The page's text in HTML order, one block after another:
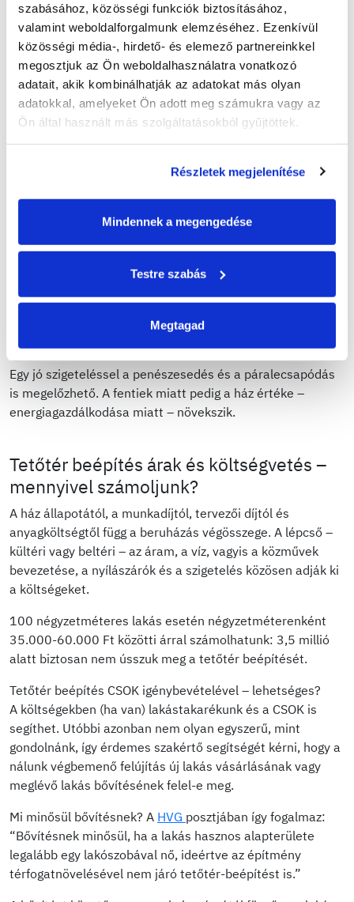
szabásához, közösségi funkciók biztosításához,
valamint weboldalforgalmunk elemzéséhez. Ezenkívül
közösségi média-, hirdető- és elemező partnereinkkel
megosztjuk az Ön weboldalhasználatra vonatkozó
adatait, akik kombinálhatják az adatokat más olyan
adatokkal, amelyeket Ön adott meg számukra vagy az
Ön által használt más szolgáltatásokból gyűjtöttek.
Részletek megjelenítése
Mindennek a megengedése
Testre szabás
Megtagad
Egy nem beépített padlástérben általában a szigetelés
sem tökéletes még, a beépítés után pedig 2-3
kategóriával jobb energiahatékonyság is elérhető.
Legegyszerűbben egy hőkamerás vizsgálattal lehet
feltérképezni a tetőtér “gyengepontjait”: a szigetelést a
betonkoszorúknál, a pilléreknél, az áthidalásoknál.
A szigetelés nem csak azért fontos, hogy a tetőtér kizárja a
pénztárcánkhoz is kíméletesebb, egy minőségi, drágább
szigetelés, hogy aztán a havi számlák alacsonyabbak
A megfelelő tetőtér szigeteléséhez fontos a tető, az
oldalfalak és a padló megfelelő szigetelése. A tetőtér
oldalfalonEPS(a koszorúnálXPS) vagykőzetgyapot, míg a
padló szigetelésére XPS-t vagy lépésálló hungarocellt
ajánljuk.
Egy jó szigeteléssel a penészesedés és a páralecsapódás
is megelőzhető. A fentiek miatt pedig a ház értéke –
energiagazdálkodása miatt – növekszik.
Tetőtér beépítés árak és költségvetés –
mennyivel számoljunk?
A ház állapotától, a munkadíjtól, tervezői díjtól és
anyagköltségtől függ a beruházás végösszege. A lépcső –
kültéri vagy beltéri – az áram, a víz, vagyis a közművek
bevezetése, a nyílászárók és a szigetelés közösen adják ki
a költségeket.
100 négyzetméteres lakás esetén négyzetméterenként
35.000-60.000 Ft közötti árral számolhatunk: 3,5 millió
alatt biztosan nem ússzuk meg a tetőtér beépítését.
Tetőtér beépítés CSOK igénybevételével – lehetséges?
A költségekben (ha van) lakástakarékunk és a CSOK is
segíthet. Utóbbi azonban nem olyan egyszerű, mint
gondolnánk, így érdemes szakértő segítségét kérni, hogy a
nálunk végbemenő felújítás új lakás vásárlásának vagy
meglévő lakás bővítésének felel-e meg.
Mi minősül bővítésnek? A HVG posztjában így fogalmaz:
“Bővítésnek minősül, ha a lakás hasznos alapterülete
legalább egy lakószobával nő, ideértve az építmény
térfogatnövelésével nem járó tetőtér-beépítést is.”